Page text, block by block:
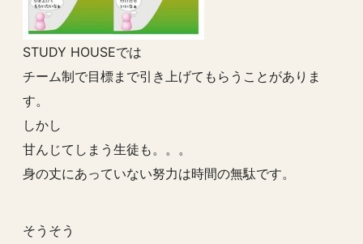
STUDY HOUSEでは
チーム制で目標まで引き上げてもらうことがありま
す。
しかし
甘んじてしまう生徒も。。。
身の丈にあっていない努力は時間の無駄です。
そうそう